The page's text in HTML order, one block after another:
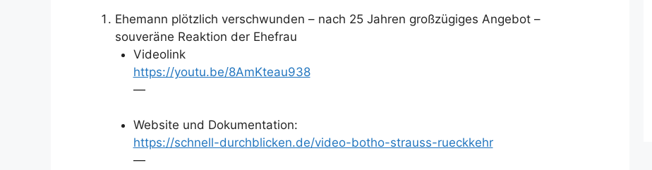
Ehemann plötzlich verschwunden – nach 25 Jahren großzügiges Angebot –
souveräne Reaktion der Ehefrau
Videolink
https://youtu.be/8AmKteau938
—
Website und Dokumentation:
https://schnell-durchblicken.de/video-botho-strauss-rueckkehr
—